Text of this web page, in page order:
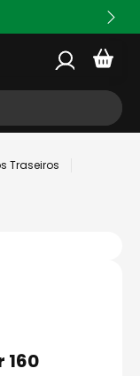
Traseiros
160